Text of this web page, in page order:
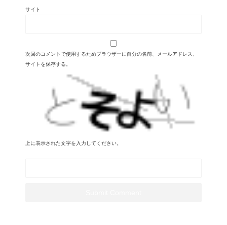
サイト
次回のコメントで使用するためブラウザーに自分の名前、メールアドレス、
サイトを保存する。
上に表示された文字を入力してください。